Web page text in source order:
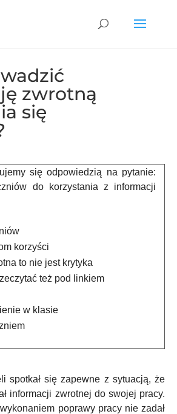
zwrotną
się
się odpowiedzią na pytanie:
do korzystania z informacji
korzyści
to nie jest krytyka
też pod linkiem
w klasie
spotkał się zapewne z sytuacją, że
informacji zwrotnej do swojej pracy.
poprawy pracy nie zadał